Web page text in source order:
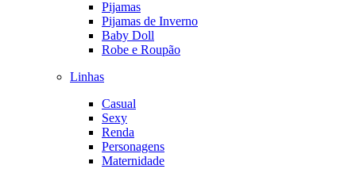
Pijamas
Pijamas de Inverno
Baby Doll
Robe e Roupão
Linhas
Casual
Sexy
Renda
Personagens
Maternidade